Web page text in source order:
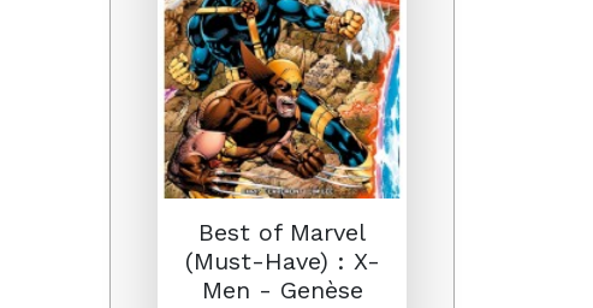
Best of Marvel
(Must-Have) : X-
Men - Genèse